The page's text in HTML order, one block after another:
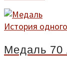
История
Медаль